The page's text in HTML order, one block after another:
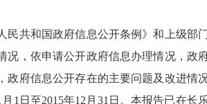
国政府信息公开条例》和上级部门
况，依申请公开政府信息办理情况，政
政府信息公开存在的主要问题及改进
月1日至2015年12月31日。本报告已在